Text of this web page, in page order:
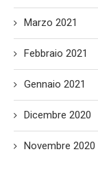
Marzo 2021
Febbraio 2021
Gennaio 2021
Dicembre 2020
Novembre 2020